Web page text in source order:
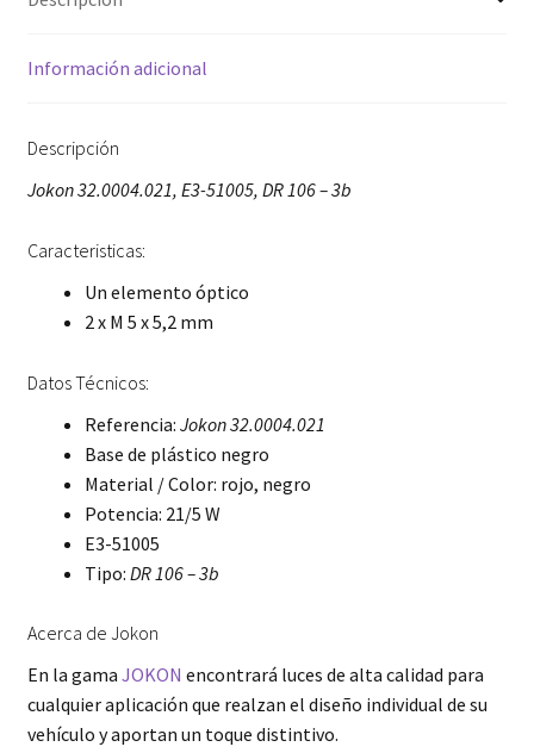
Información adicional
Descripción
Jokon 32.0004.021, E3-51005, DR 106 – 3b
Caracteristicas:
Un elemento óptico
2 x M 5 x 5,2 mm
Datos Técnicos:
Referencia: Jokon 32.0004.021
Base de plástico negro
Material / Color: rojo, negro
Potencia: 21/5 W
E3-51005
Tipo: DR 106 – 3b
Acerca de Jokon
En la gama JOKON encontrará luces de alta calidad para
cualquier aplicación que realzan el diseño individual de su
vehículo y aportan un toque distintivo.